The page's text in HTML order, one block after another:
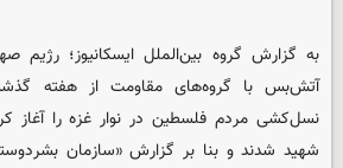
به گزارش گروه بین‌الملل ایسکانیوز؛ رژیم
آتش‌بس با گروه‌های مقاومت از هفته
نسل‌کشی مردم فلسطین در نوار غزه را آغاز
شهید شدند و بنا بر گزارش «سازمان